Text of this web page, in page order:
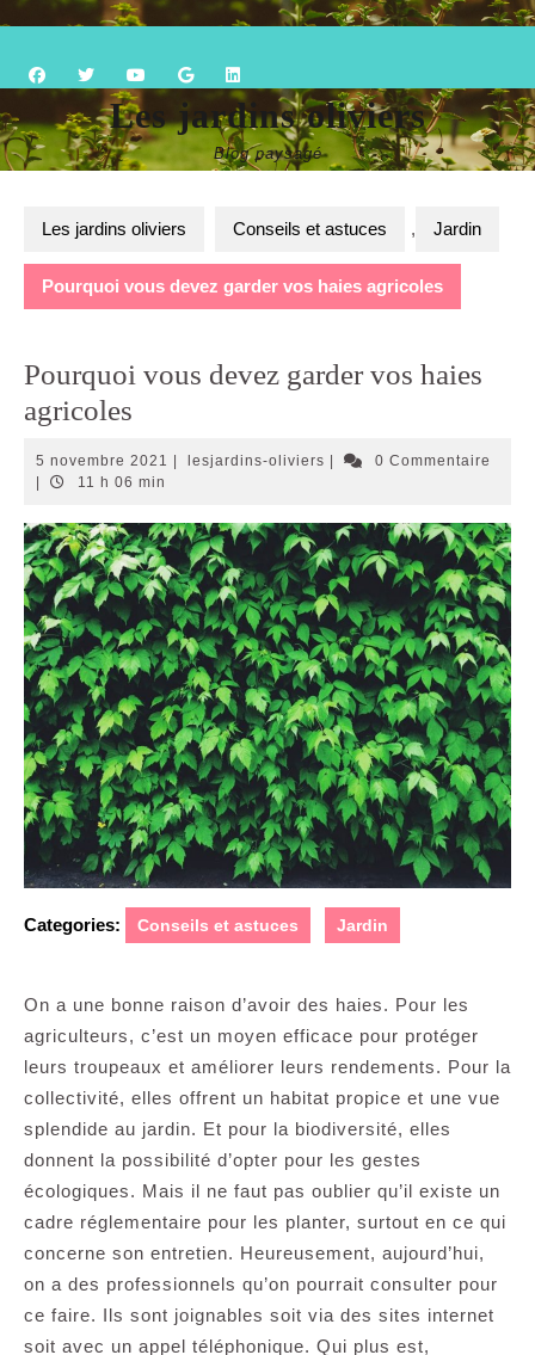
Skip
content
Button
Les jardins oliviers
Blog paysagé
Les jardins oliviers Conseils et astuces , Jardin
Pourquoi vous devez garder vos haies agricoles
Pourquoi vous devez garder vos haies
agricoles
5 novembre 2021 5
lesjardins-olivierslesjardins-0 Commentaire
11 h 06 min
Categories: Conseils et astuces Jardin
On a une bonne raison d’avoir des haies. Pour les
agriculteurs, c’est un moyen efficace pour protéger
leurs troupeaux et améliorer leurs rendements. Pour la
collectivité, elles offrent un habitat propice et une vue
splendide au jardin. Et pour la biodiversité, elles
donnent la possibilité d’opter pour les gestes
écologiques. Mais il ne faut pas oublier qu’il existe un
cadre réglementaire pour les planter, surtout en ce qui
concerne son entretien. Heureusement, aujourd’hui,
on a des professionnels qu’on pourrait consulter pour
ce faire. Ils sont joignables soit via des sites internet
soit avec un appel téléphonique. Qui plus est,